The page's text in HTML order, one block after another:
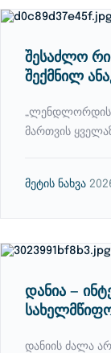
შესაძლო
შექმნილ
მართვის
მეტის ნახვა
დანია —
დანიის ძალა